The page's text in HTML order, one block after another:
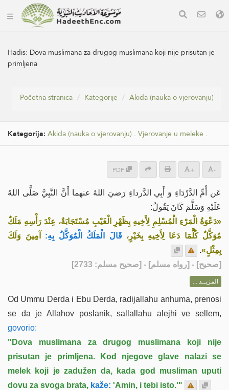
Hadis: Dova muslimana za drugog muslimana koji nije prisutan je
primljena
Početna stranica Kategorije Akida (nauka o vjerovanju)
Kategorija: Akida (nauka o vjerovanju) . Vjerovanje u meleke .
PDF + -
عَن أُمِّ الدَّرْدَاءِ وَ أَبِي الدَّرداءِ رَضيَ اللهُ عنهما أَنَّ النَّبِيَّ صَلَّى اللهُ
عَلَيْهِ وَسَلَّمَ كَانَ يَقُولُ:
«دَعْوَةُ الْمَرْءِ الْمُسْلِمِ لِأَخِيهِ بِظَهْرِ الْغَيْبِ مُسْتَجَابَةٌ، عِنْدَ رَأْسِهِ مَلَكٌ
مُوَكَّلٌ كُلَّمَا دَعَا لِأَخِيهِ بِخَيْرٍ، قَالَ الْمَلَكُ الْمُوَكَّلُ بِهِ: آمِينَ وَلَكَ
بِمِثْلٍ».
[صحيح] - [رواه مسلم] - [صحيح مسلم: 2733]
المزيــد ...
Od Ummu Derda i Ebu Derda, radijallahu anhuma, prenosi
se da je Allahov poslanik, sallallahu alejhi ve sellem,
govorio:
"Dova muslimana za drugog muslimana koji nije
prisutan je primljena. Kod njegove glave nalazi se
melek koji je zadužen da, kada god musliman uputi
dovu za svoga brata, kaže: 'Amin, i tebi isto.'"